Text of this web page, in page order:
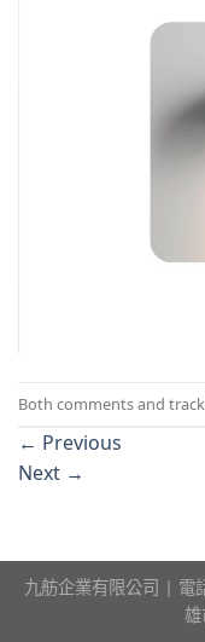
Both comments and
← Previous
Next →
九舫企業有限公司 |